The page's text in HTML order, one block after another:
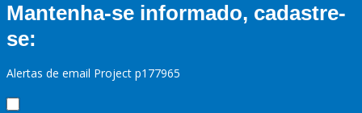
Mantenha-se informado, cadastre-
se:
Alertas de email Project p177965